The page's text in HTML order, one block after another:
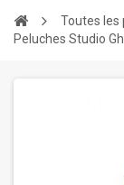
Toutes les
Peluches Studio